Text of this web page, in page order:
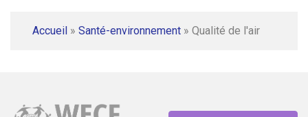
Accueil » Santé-environnement » Qualité de l'air